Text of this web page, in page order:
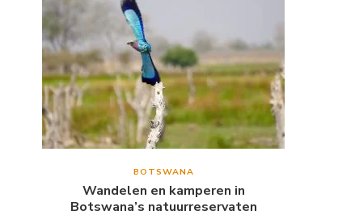
BOTSWANA
Wandelen en kamperen in
Botswana’s natuurreservaten